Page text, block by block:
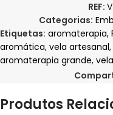
REF:
Categorias:
Etiquetas: aromaterapia,
aromática, vela artesanal,
aromaterapia grande,
Produtos